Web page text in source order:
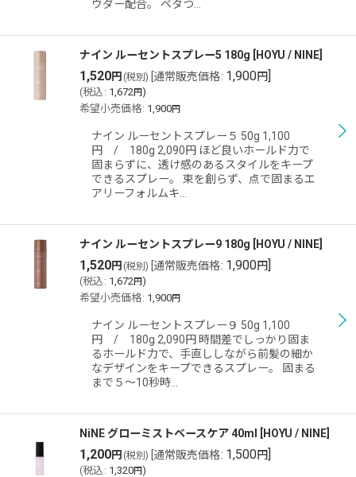
ウダー配合。 ベタつ…
ナイン ルーセントスプレー5 180g HOYU / NINE
1,520円 (税別) 通常販売価格: 1,900円]
(税込 : 1,672円)
希望小売価格: 1,900円
ナイン ルーセントスプレー５ 50g 1,100
円 / 180g 2,090円 ほど良いホールド力で
固まらずに、透け感のあるスタイルをキープ
できるスプレー。 束を創らず、点で固まるエ
アリーフォルムキ…
ナイン ルーセントスプレー9 180g HOYU / NINE
1,520円 (税別) 通常販売価格: 1,900円]
(税込 : 1,672円)
希望小売価格: 1,900円
ナイン ルーセントスプレー９ 50g 1,100
円 / 180g 2,090円 時間差でしっかり固ま
るホールド力で、手直ししながら前髪の細か
なデザインをキープできるスプレー。 固まる
まで５〜10秒時…
NiNE グローミストベースケア 40ml HOYU / NINE
1,200円 (税別) 通常販売価格: 1,500円]
(税込 : 1,320円)